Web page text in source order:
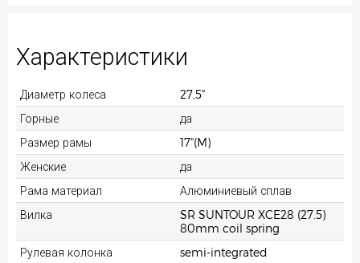
Характеристики
Диаметр колеса
27,5"
Горные
да
Размер рамы
17"(M)
Женские
да
Рама материал
Алюминиевый сплав
Вилка
SR SUNTOUR XCE28 (27.5)
80mm coil spring
Рулевая колонка
semi-integrated